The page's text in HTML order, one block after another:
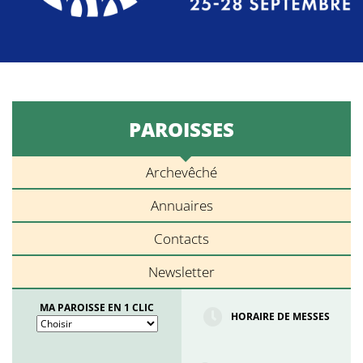
PAROISSES
Archevêché
Annuaires
Contacts
Newsletter
MA PAROISSE EN 1 CLIC
HORAIRE DE MESSES